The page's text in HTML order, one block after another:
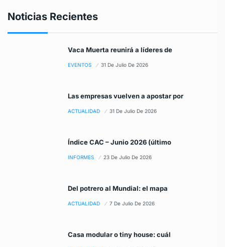
Noticias Recientes
Vaca Muerta reunirá a líderes de
EVENTOS 31 De Julio De 2026
Las empresas vuelven a apostar por
ACTUALIDAD 31 De Julio De 2026
Índice CAC – Junio 2026 (último
INFORMES 23 De Julio De 2026
Del potrero al Mundial: el mapa
ACTUALIDAD 7 De Julio De 2026
Casa modular o tiny house: cuál